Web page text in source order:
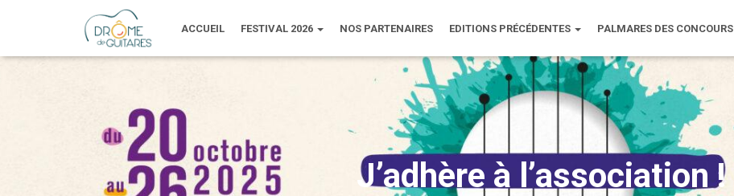
ACCUEIL FESTIVAL 2026 NOS PARTENAIRES EDITIONS PRÉCÉDENTES PALMARES DES CONCOURS
J’adhère à l’association !